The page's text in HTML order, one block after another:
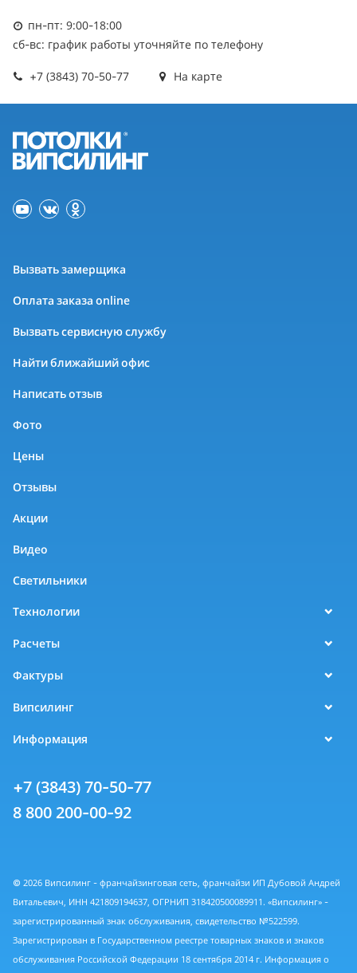
пн-пт: 9:00-18:00
сб-вс: график работы уточняйте по телефону
+7 (3843) 70-50-77 На карте
Вызвать замерщика
Оплата заказа online
Вызвать сервисную службу
Найти ближайший офис
Написать отзыв
Фото
Цены
Отзывы
Акции
Видео
Светильники
Технологии
Расчеты
Фактуры
Випсилинг
Информация
+7 (3843) 70-50-77
8 800 200-00-92
© 2026 Випсилинг - франчайзинговая сеть, франчайзи ИП Дубовой Андрей
Витальевич, ИНН 421809194637, ОГРНИП 318420500089911. «Випсилинг» -
зарегистрированный знак обслуживания, свидетельство №522599.
Зарегистрирован в Государственном реестре товарных знаков и знаков
обслуживания Российской Федерации 18 сентября 2014 г. Информация о